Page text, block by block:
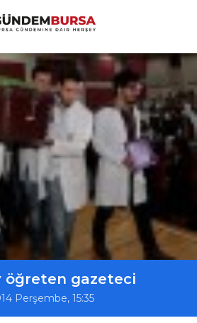
öğreten gazeteci
Perşembe, 15:35